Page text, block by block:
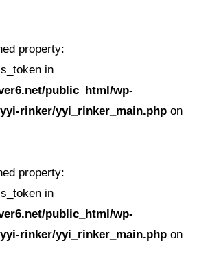
in
public_html/wp-
rinker/yyi_rinker_main.php on
in
public_html/wp-
rinker/yyi_rinker_main.php on